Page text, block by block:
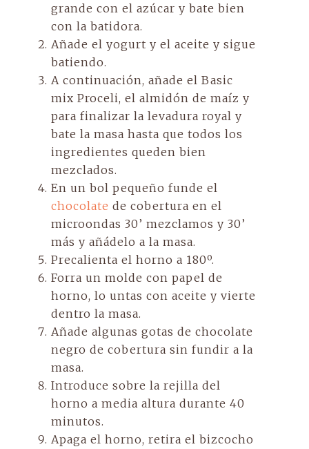
grande con el azúcar y bate bien
con la batidora.
Añade el yogurt y el aceite y sigue
batiendo.
A continuación, añade el Basic
mix Proceli, el almidón de maíz y
para finalizar la levadura royal y
bate la masa hasta que todos los
ingredientes queden bien
mezclados.
chocolate de cobertura en el
microondas 30’ mezclamos y 30’
más y añádelo a la masa.
Precalienta el horno a 180º.
Forra un molde con papel de
horno, lo untas con aceite y vierte
dentro la masa.
Añade algunas gotas de chocolate
negro de cobertura sin fundir a la
masa.
Introduce sobre la rejilla del
horno a media altura durante 40
minutos.
Apaga el horno, retira el bizcocho